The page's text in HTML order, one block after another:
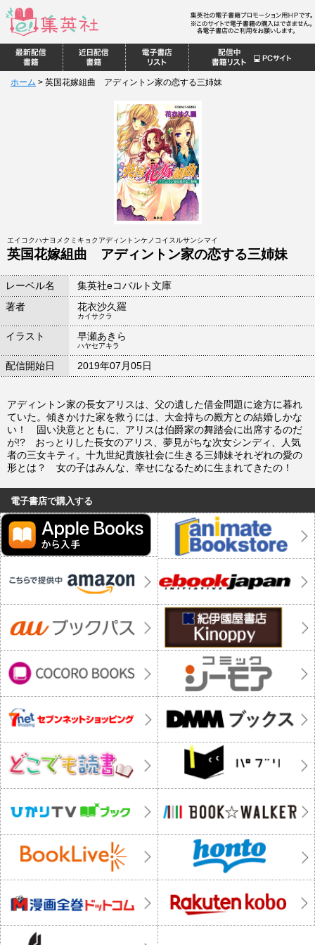
ホーム > 英国花嫁組曲 アディントン家の恋する三姉妹
エイコクハナヨメクミキョクアディントンケノコイスルサンシマイ
英国花嫁組曲 アディントン家の恋する三姉妹
レーベル名
集英社eコバルト文庫
著者
花衣沙久羅
カイサクラ
イラスト 早瀬あきら
ハヤセアキラ
配信開始日 2019年07月05日
アディントン家の長女アリスは、父の遺した借金問題に途方に暮れ
ていた。傾きかけた家を救うには、大金持ちの殿方との結婚しかな
い！ 固い決意とともに、アリスは伯爵家の舞踏会に出席するのだ
が!? おっとりした長女のアリス、夢見がちな次女シンディ、人気
者の三女キティ。十九世紀貴族社会に生きる三姉妹それぞれの愛の
形とは？ 女の子はみんな、幸せになるために生まれてきたの！
電子書店で購入する